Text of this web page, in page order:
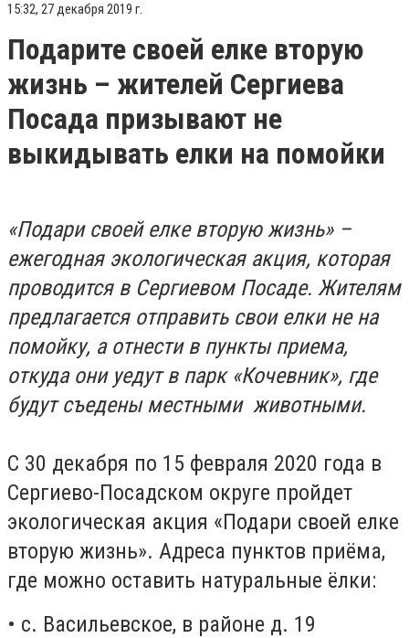
15:32, 27 декабря 2019 г.
Подарите своей елке вторую
жизнь – жителей Сергиева
Посада призывают не
выкидывать елки на помойки
«Подари своей елке вторую жизнь» –
ежегодная экологическая акция, которая
проводится в Сергиевом Посаде. Жителям
предлагается отправить свои елки не на
помойку, а отнести в пункты приема,
откуда они уедут в парк «Кочевник», где
будут съедены местными животными.
С 30 декабря по 15 февраля 2020 года в
Сергиево-Посадском округе пройдет
экологическая акция «Подари своей елке
вторую жизнь». Адреса пунктов приёма,
где можно оставить натуральные ёлки:
• с. Васильевское, в районе д. 19